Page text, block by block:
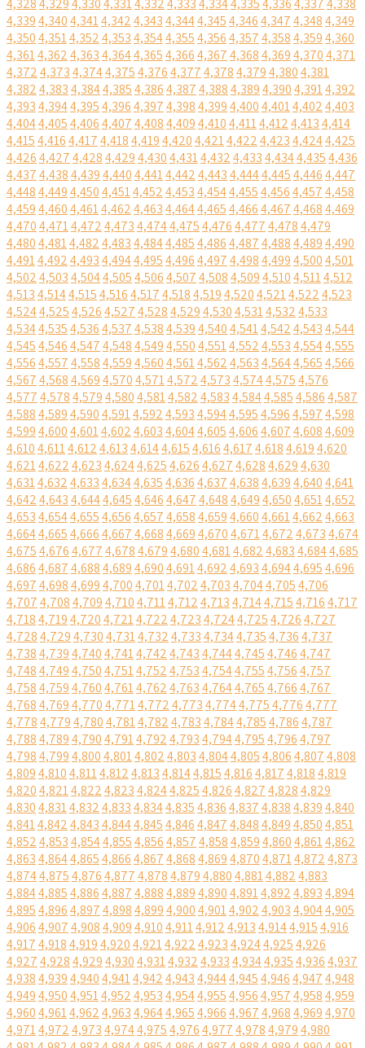
4,3284,3294,3304,3314,3324,3334,3344,3354,3364,3374,338
4,3394,3404,3414,3424,3434,3444,3454,3464,3474,3484,349
4,3504,3514,3524,3534,3544,3554,3564,3574,3584,3594,360
4,3614,3624,3634,3644,3654,3664,3674,3684,3694,3704,371
4,3724,3734,3744,3754,3764,3774,3784,3794,3804,381
4,3824,3834,3844,3854,3864,3874,3884,3894,3904,3914,392
4,3934,3944,3954,3964,3974,3984,3994,4004,4014,4024,403
4,4044,4054,4064,4074,4084,4094,4104,4114,4124,4134,414
4,4154,4164,4174,4184,4194,4204,4214,4224,4234,4244,425
4,4264,4274,4284,4294,4304,4314,4324,4334,4344,4354,436
4,4374,4384,4394,4404,4414,4424,4434,4444,4454,4464,447
4,4484,4494,4504,4514,4524,4534,4544,4554,4564,4574,458
4,4594,4604,4614,4624,4634,4644,4654,4664,4674,4684,469
4,4704,4714,4724,4734,4744,4754,4764,4774,4784,479
4,4804,4814,4824,4834,4844,4854,4864,4874,4884,4894,490
4,4914,4924,4934,4944,4954,4964,4974,4984,4994,5004,501
4,5024,5034,5044,5054,5064,5074,5084,5094,5104,5114,512
4,5134,5144,5154,5164,5174,5184,5194,5204,5214,5224,523
4,5244,5254,5264,5274,5284,5294,5304,5314,5324,533
4,5344,5354,5364,5374,5384,5394,5404,5414,5424,5434,544
4,5454,5464,5474,5484,5494,5504,5514,5524,5534,5544,555
4,5564,5574,5584,5594,5604,5614,5624,5634,5644,5654,566
4,5674,5684,5694,5704,5714,5724,5734,5744,5754,576
4,5774,5784,5794,5804,5814,5824,5834,5844,5854,5864,587
4,5884,5894,5904,5914,5924,5934,5944,5954,5964,5974,598
4,5994,6004,6014,6024,6034,6044,6054,6064,6074,6084,609
4,6104,6114,6124,6134,6144,6154,6164,6174,6184,6194,620
4,6214,6224,6234,6244,6254,6264,6274,6284,6294,630
4,6314,6324,6334,6344,6354,6364,6374,6384,6394,6404,641
4,6424,6434,6444,6454,6464,6474,6484,6494,6504,6514,652
4,6534,6544,6554,6564,6574,6584,6594,6604,6614,6624,663
4,6644,6654,6664,6674,6684,6694,6704,6714,6724,6734,674
4,6754,6764,6774,6784,6794,6804,6814,6824,6834,6844,685
4,6864,6874,6884,6894,6904,6914,6924,6934,6944,6954,696
4,6974,6984,6994,7004,7014,7024,7034,7044,7054,706
4,7074,7084,7094,7104,7114,7124,7134,7144,7154,7164,717
4,7184,7194,7204,7214,7224,7234,7244,7254,7264,727
4,7284,7294,7304,7314,7324,7334,7344,7354,7364,737
4,7384,7394,7404,7414,7424,7434,7444,7454,7464,747
4,7484,7494,7504,7514,7524,7534,7544,7554,7564,757
4,7584,7594,7604,7614,7624,7634,7644,7654,7664,767
4,7684,7694,7704,7714,7724,7734,7744,7754,7764,777
4,7784,7794,7804,7814,7824,7834,7844,7854,7864,787
4,7884,7894,7904,7914,7924,7934,7944,7954,7964,797
4,7984,7994,8004,8014,8024,8034,8044,8054,8064,8074,808
4,8094,8104,8114,8124,8134,8144,8154,8164,8174,8184,819
4,8204,8214,8224,8234,8244,8254,8264,8274,8284,829
4,8304,8314,8324,8334,8344,8354,8364,8374,8384,8394,840
4,8414,8424,8434,8444,8454,8464,8474,8484,8494,8504,851
4,8524,8534,8544,8554,8564,8574,8584,8594,8604,8614,862
4,8634,8644,8654,8664,8674,8684,8694,8704,8714,8724,873
4,8744,8754,8764,8774,8784,8794,8804,8814,8824,883
4,8844,8854,8864,8874,8884,8894,8904,8914,8924,8934,894
4,8954,8964,8974,8984,8994,9004,9014,9024,9034,9044,905
4,9064,9074,9084,9094,9104,9114,9124,9134,9144,9154,916
4,9174,9184,9194,9204,9214,9224,9234,9244,9254,926
4,9274,9284,9294,9304,9314,9324,9334,9344,9354,9364,937
4,9384,9394,9404,9414,9424,9434,9444,9454,9464,9474,948
4,9494,9504,9514,9524,9534,9544,9554,9564,9574,9584,959
4,9604,9614,9624,9634,9644,9654,9664,9674,9684,9694,970
4,9714,9724,9734,9744,9754,9764,9774,9784,9794,980